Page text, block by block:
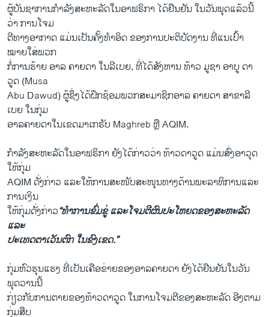
ຜູ້​ບັນຊາ​ການກຳລັງສະຫະລັດ​ໃນ​ອາຟຣິກາ ​ໄດ້​ຢືນຢັນ ​ໃນ​ວັນ​ພຸດ​ແລ້ວ​ນີ້​
ວ່າ ການ​ໂຈມ
​ຕີທາງ​ອາກາດ ​ແມ່ນ​ເປັນ​ຄັ້ງ​ທຳ​ອິດ ​ຂອງ​ການ​ປະຕິ​ບັດ​ງານ ທີ່​ແນ​ເປົ້າ​
ໝາຍ​ໃສ່​ພວກ​
ກໍ່​ການຮ້າຍ ອາລ ຄາຍ​ດາ ​ໃນ​ລີ​ເບຍ, ທີ່ໄດ້ສັງຫານ ທ້າວ ມູຊາ ອາ​ບູ ດາ​
ວູດ (Musa
Abu Dawud) ຜູ້​ຊຶ່ງ​ໄດ້​ຝຶກ​ຊ້ອມ​ພວກ​ສະມາຊິກອາລ ຄາຍ​ດາ ສາຂາ​ລີ​
ເບຍ ​ໃນ​ກຸ່ມ
ອາລຄາຍດາ​ໃນເຂດມາເກຣັບ Maghreb ຫຼື AQIM.
ກຳລັງສະຫະລັດໃນອາຟຣິກາ ​ຍັງ​ໄດ້​ກ່າວ​ວ່າ ທ້າວດາ​ວູດ ​ແມ່ນ​ສົ່ງ​ອາວຸດ​
ໃຫ້​ກຸ່ມ
AQIM ດັ່ງກ່າວ ​ແລະໃຫ້ການສະໜັບສະໜຸນທາງດ້ານພະລາທິການແລະ​
ການ​ເງິນ
ໃຫ້ກຸ່ມ​ດັ່ງກ່າວ“ທຳ​ການ​ຂົ່​ມຂູ່ ​ແລະ​ໂຈມ​ຕີ​ຜົນ​ປະ​ໂຫຍດ​ຂອງສະຫະລັດ ​
ແລະ
ປະ​ເທດຕາ​ເວັນ​ຕົກ ​ໃນ​ຂົງ​ເຂດ.”
ກຸ່ມຫົວຮຸນແຮງ ທີ່ເປັນເຄືອຂ່າຍຂອງອາລຄາຍ​ດາ ຍັງ​ໄດ້​ຢືນຢັນ​ໃນ​ວັນ​
ພຸດ​ວານ​ນີ້
ກ່ຽວ​ກັບ​ການ​ຕາຍ​ຂອງທ້າວ​ດາ​ວູດ ​ໃນການ​ໂຈມ​ຕີ​ຂອງ​ສະຫະລັດ ອີງ​ຕາມ
ກຸ່ມ​ສືບ